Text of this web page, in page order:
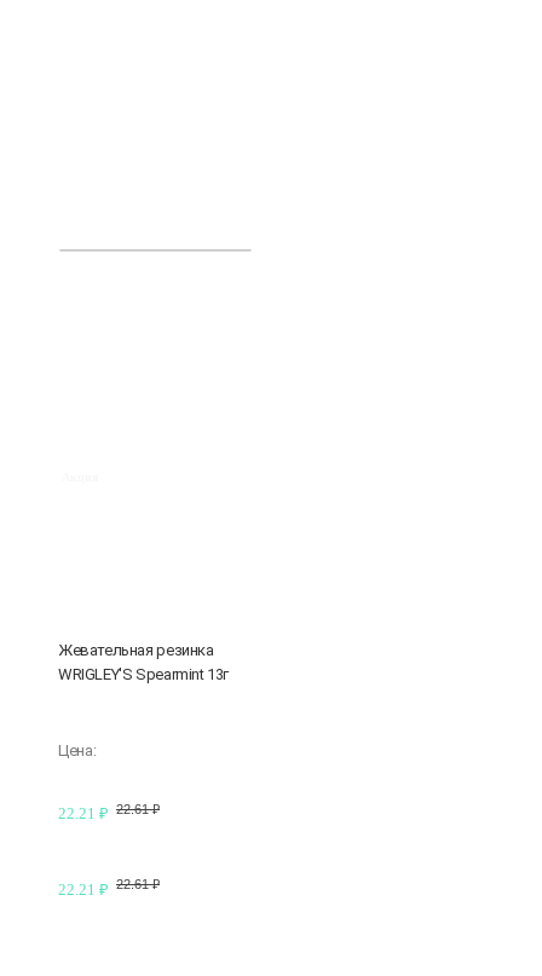
Жевательная резинка
WRIGLEY'S Spearmint 13г
Цена:
22.21 ₽ 22.61 ₽
22.21 ₽ 22.61 ₽